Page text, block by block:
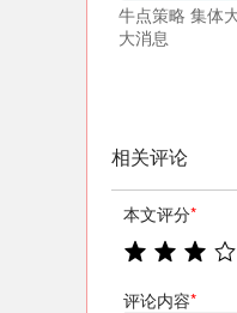
牛点策略 集体
大消息
相关评论
本文评分*
评论内容*